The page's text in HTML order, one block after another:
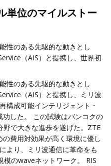
単位のマイルストー
性のある先駆的な動きとし
（AIS）と提携し、世界初
性のある先駆的な動きとし
（AIS）と提携し、ミリ波
構成可能インテリジェント・
した。 この試験はバンコクの
で大きな進歩を遂げた。ZTE
費用対効果が高く環境に優し
より、ミリ波通信に革命をも
のwaveネットワーク。 RIS